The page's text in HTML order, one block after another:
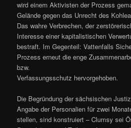
wird einem Aktivisten der Prozess
Gelände gegen das Unrecht des
Das wahre Verbrechen, der
Interesse einer kapitalistischen
bestraft. Im Gegenteil: Vattenfalls
Prozess erneut die enge
bzw.
Verfassungsschutz hervorgehoben.
Die Begründung der sächsischen
Angabe der Personalien für zwei
stellen, sind konstruiert – Clumsy sei